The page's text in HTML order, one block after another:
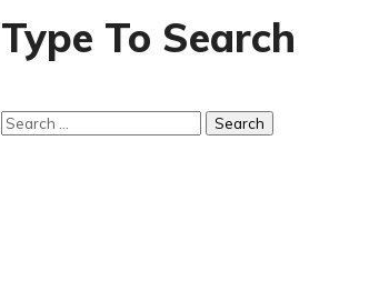
Type To Search